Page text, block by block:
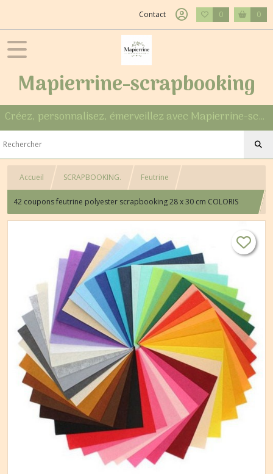
Contact 0 0
Mapierrine-scrapbooking
Créez, personnalisez, émerveillez avec Mapierrine-scrapbooking
Accueil SCRAPBOOKING. Feutrine
42 coupons feutrine polyester scrapbooking 28 x 30 cm COLORIS